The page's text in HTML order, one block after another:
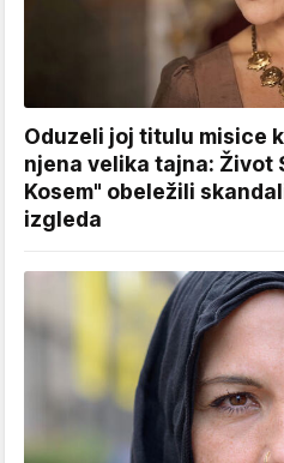
Oduzeli joj titulu misice
njena velika tajna: Život
Kosem" obeležili
izgleda